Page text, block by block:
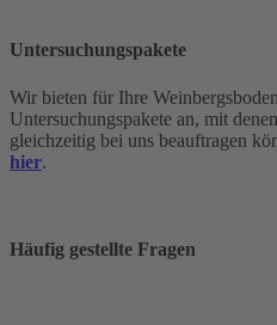
Untersuchungspakete
Wir bieten für Ihre
Untersuchungspakete an, mit
gleichzeitig bei uns beauftragen
hier.
Häufig gestellte Fragen